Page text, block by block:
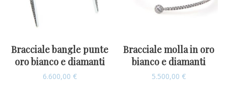
Bracciale bangle punte
oro bianco e diamanti
6.600,00 €
Bracciale molla in oro
bianco e diamanti
5.500,00 €